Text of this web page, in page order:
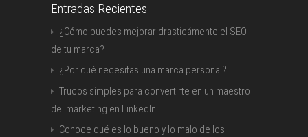
Entradas Recientes
¿Cómo puedes mejorar drasticámente el SEO
de tu marca?
¿Por qué necesitas una marca personal?
Trucos simples para convertirte en un maestro
del marketing en LinkedIn
Conoce qué es lo bueno y lo malo de los